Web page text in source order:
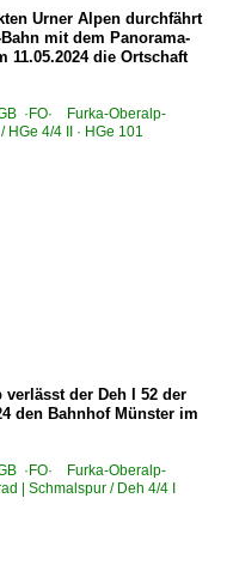
Urner Alpen durchfährt
mit dem Panorama-
11.05.2024 die Ortschaft
·FO· Furka-Oberalp-
HGe 4/4 II · HGe 101
der Deh I 52 der
den Bahnhof Münster im
·FO· Furka-Oberalp-
| Schmalspur / Deh 4/4 I